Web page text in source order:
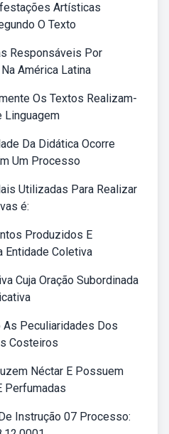
Artísticas
O Texto
Responsáveis Por
América Latina
Os Textos Realizam-
Linguagem
Da Didática Ocorre
Um Processo
Utilizadas Para Realizar
é:
Produzidos E
Entidade Coletiva
Cuja Oração Subordinada
As Peculiaridades Dos
Costeiros
Néctar E Possuem
Perfumadas
Instrução 07 Processo: